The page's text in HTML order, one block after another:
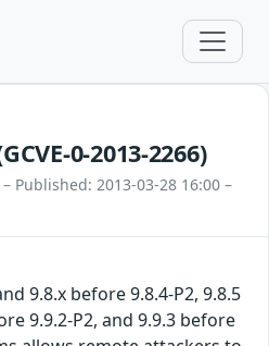
0-2013-2266)
– Published: 2013-03-28 16:00 –
9.8.x before 9.8.4-P2, 9.8.5
9.9.2-P2, and 9.9.3 before